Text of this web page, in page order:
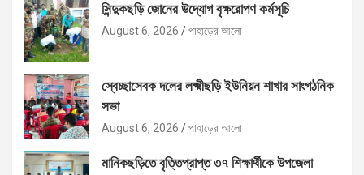
সিন্দুকছড়ি জোনের উদ্যোগ বৃক্ষরোপণ কর্মসূচি
August 6, 2026 পাহাড়ের আলো
স্বেচ্ছাসেবক দলের লক্ষ্মীছড়ি ইউনিয়ন শাখার সাংগঠনিক
সভা
August 6, 2026 পাহাড়ের আলো
মানিকছড়িতে বৃত্তিপ্রাপ্ত ৩৭ শিক্ষার্থীকে উপজেলা